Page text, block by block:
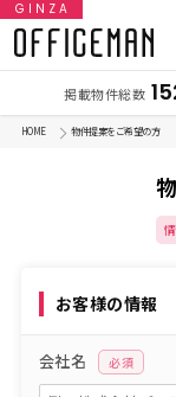
GINZA
掲載物件総数
HOME 物件提案をご希望の方
お客様の情報
会社名 必須